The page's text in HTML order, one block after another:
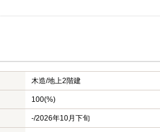
木造/地上2階建
100(%)
-/2026年10月下旬